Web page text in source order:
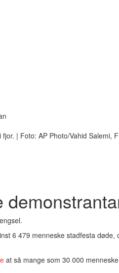
| Foto: AP Photo/Vahid Salemi,
6 479 menneske stadfesta
at så mange som 30 000